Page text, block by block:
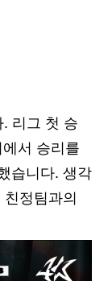
리그 첫 승
서 승리를
습니다. 생각
정팀과의